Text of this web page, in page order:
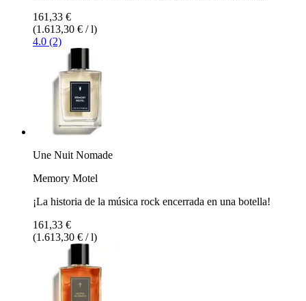
161,33 €
(1.613,30 € / l)
4.0 (2)
Une Nuit Nomade
Memory Motel
¡La historia de la música rock encerrada en una botella!
161,33 €
(1.613,30 € / l)